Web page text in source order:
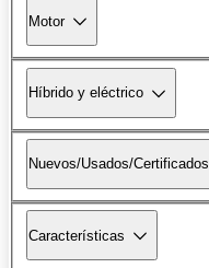
Motor
Híbrido y eléctrico
Nuevos/Usados/Certificados
Características